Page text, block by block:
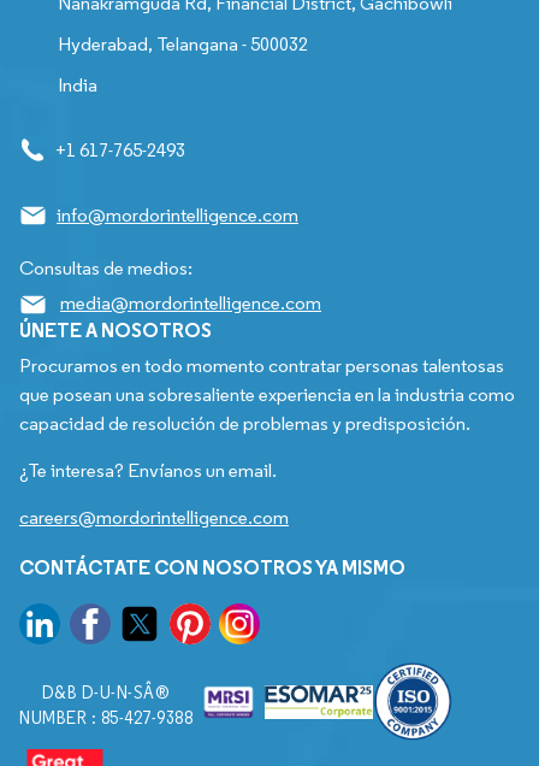
Hyderabad, Telangana - 500032
India
+1 617-765-2493
info@mordorintelligence.com
Consultas de medios:
media@mordorintelligence.com
ÚNETE A NOSOTROS
Procuramos en todo momento contratar personas talentosas
que posean una sobresaliente experiencia en la industria como
capacidad de resolución de problemas y predisposición.
¿Te interesa? Envíanos un email.
careers@mordorintelligence.com
CONTÁCTATE CON NOSOTROS YA MISMO
D&B D-U-N-SÂ®
NUMBER : 85-427-9388